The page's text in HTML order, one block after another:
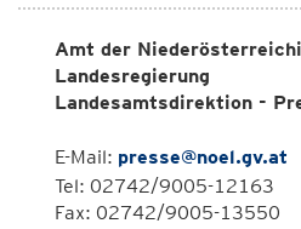
Amt der
Landesregierung
Landesamtsdirektion -
E-Mail: presse@noel.gv.at
Tel: 02742/9005-12163
Fax: 02742/9005-13550